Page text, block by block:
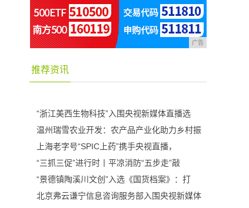
广告
推荐资讯
“浙江美西生物科技”入围央视新媒体直播选
温州瑞雪农业开发：农产品产业化助力乡村振
上海老字号“SPIC上药”携手央视直播，
“三抓三促”进行时丨平凉消防“五步走”敲
“景德镇陶溪川文创”入选《国货档案》：打
北京弗云谦宁信息咨询服务部入围央视新媒体